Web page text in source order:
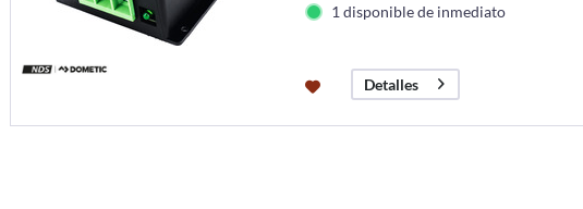
1 disponible de inmediato
Detalles